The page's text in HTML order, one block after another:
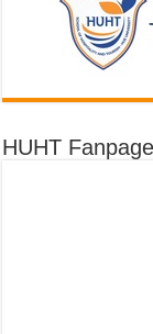
HUHT Fanpage